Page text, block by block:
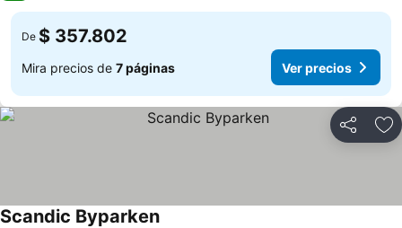
De $ 357.802
Mira precios de 7 páginas Ver precios
Compartir
Scandic Byparken